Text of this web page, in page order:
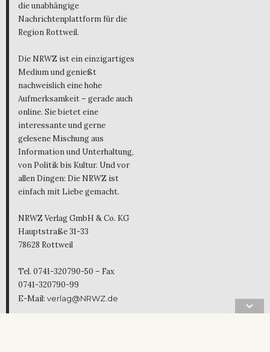
die unabhängige
Nachrichtenplattform für die
Region Rottweil.
Die NRWZ ist ein einzigartiges
Medium und genießt
nachweislich eine hohe
Aufmerksamkeit – gerade auch
online. Sie bietet eine
interessante und gerne
gelesene Mischung aus
Information und Unterhaltung,
von Politik bis Kultur. Und vor
allen Dingen: Die NRWZ ist
einfach mit Liebe gemacht.
NRWZ Verlag GmbH & Co. KG
Hauptstraße 31-33
78628 Rottweil
Tel. 0741-320790-50 – Fax
0741-320790-99
E-Mail: verlag@NRWZ.de